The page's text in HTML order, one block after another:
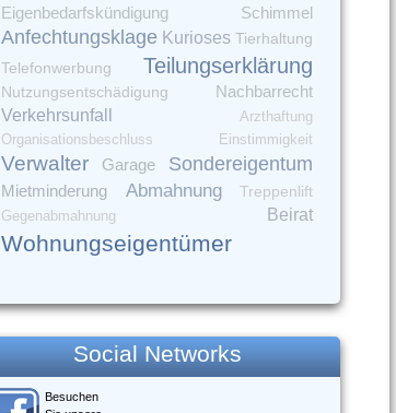
Eigenbedarfskündigung Schimmel
Anfechtungsklage Kurioses Tierhaltung
Telefonwerbung
Teilungserklärung
Nutzungsentschädigung Nachbarrecht
Verkehrsunfall
Arzthaftung
Organisationsbeschluss
Einstimmigkeit
Verwalter Garage Sondereigentum
Mietminderung Abmahnung
Treppenlift
Gegenabmahnung
Beirat
Wohnungseigentümer
Social Networks
Besuchen